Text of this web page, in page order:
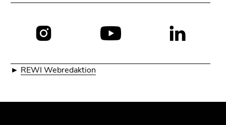
► REWI Webredaktion